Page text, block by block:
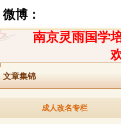
微博：
南京灵雨国学
文章集锦
成人改名专栏